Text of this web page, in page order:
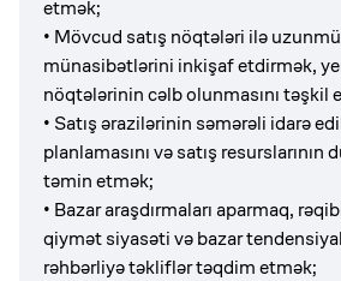
etmək;
• Mövcud satış nöqtələri ilə
münasibətlərini inkişaf etdirmək,
nöqtələrinin cəlb olunmasını təşkil
• Satış ərazilərinin səmərəli idarə
planlamasını və satış
təmin etmək;
• Bazar araşdırmaları aparmaq,
qiymət siyasəti və bazar
rəhbərliyə təkliflər təqdim etmək;